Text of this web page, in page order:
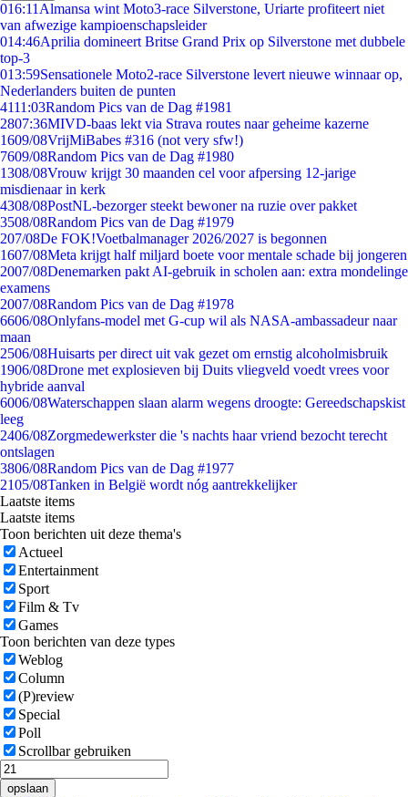
016:11 Almansa wint Moto3-race Silverstone, Uriarte profiteert niet
van afwezige kampioenschapsleider
014:46Aprilia domineert Britse Grand Prix op Silverstone met dubbele
top-3
013:59Sensationele Moto2-race Silverstone levert nieuwe winnaar op,
Nederlanders buiten de punten
4111:03Random Pics van de Dag #1981
2807:36MIVD-baas lekt via Strava routes naar geheime kazerne
1609/08VrijMiBabes #316 (not very sfw!)
7609/08Random Pics van de Dag #1980
1308/08Vrouw krijgt 30 maanden cel voor afpersing 12-jarige
misdienaar in kerk
4308/08PostNL-bezorger steekt bewoner na ruzie over pakket
3508/08Random Pics van de Dag #1979
207/08De FOK!Voetbalmanager 2026/2027 is begonnen
1607/08Meta krijgt half miljard boete voor mentale schade bij jongeren
2007/08Denemarken pakt AI-gebruik in scholen aan: extra mondelinge
examens
2007/08Random Pics van de Dag #1978
6606/08Onlyfans-model met G-cup wil als NASA-ambassadeur naar
maan
2506/08Huisarts per direct uit vak gezet om ernstig alcoholmisbruik
1906/08Drone met explosieven bij Duits vliegveld voedt vrees voor
hybride aanval
6006/08Waterschappen slaan alarm wegens droogte: Gereedschapskist
leeg
2406/08Zorgmedewerkster die 's nachts haar vriend bezocht terecht
ontslagen
3806/08Random Pics van de Dag #1977
2105/08Tanken in België wordt nóg aantrekkelijker
Laatste items
Laatste items
Toon berichten uit deze thema's
Actueel
Entertainment
Sport
Film & Tv
Games
Toon berichten van deze types
Weblog
Column
(P)review
Special
Poll
Scrollbar gebruiken
opslaan